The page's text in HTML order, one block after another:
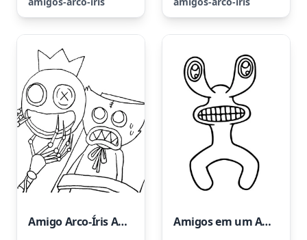
Amigo Arco-Íris Azul com Huggy Wuggy Amigos em um Arco-íris Rosa